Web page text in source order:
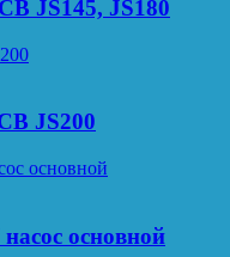
JS145, JS180
JS200
основной